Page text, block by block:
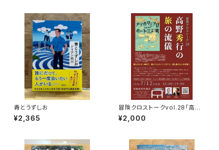
青とうずしお
¥2,365
冒険クロストークvol.28「高野
秀行の旅の流儀」録画視聴権
¥2,000